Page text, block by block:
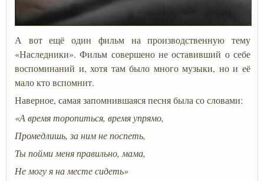
А вот ещё один фильм на производственную тему
«Наследники». Фильм совершено не оставивший о себе
воспоминаний и, хотя там было много музыки, но и её
мало кто вспомнит.
Наверное, самая запомнившаяся песня была со словами:
«А время торопиться, время упрямо,
Промедлишь, за ним не поспеть,
Ты пойми меня правильно, мама,
Не могу я на месте сидеть»